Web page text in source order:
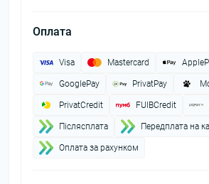
Оплата
Visa Mastercard
GooglePay PrivatPay
PrivatCredit FUIBCredit
Пiслясплата Передплата на
Оплата за рахунком